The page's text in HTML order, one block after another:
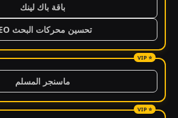
باقة باك لينك
تحسين محركات البحث SEO
ماسنجر المسلم